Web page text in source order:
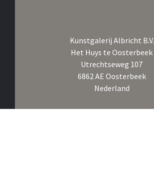
Kunstgalerij Albricht B.V.
Het Huys te Oosterbeek
Utrechtseweg 107
6862 AE Oosterbeek
Nederland